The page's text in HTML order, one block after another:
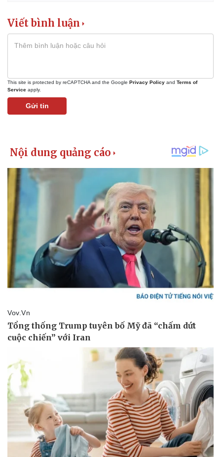
Viết bình luận
This site is protected by reCAPTCHA and the Google Privacy Policy and Terms of
Service apply.
Gửi tin